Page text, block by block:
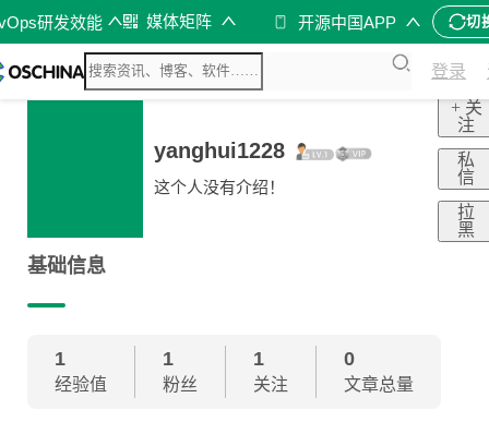
研发效能 媒体矩阵 开源中国APP 切
登录
yanghui1228
这个人没有介绍！
+ 关
注
私
信
拉
黑
基础信息
1
经验值
1
粉丝
1
关注
0
文章总量